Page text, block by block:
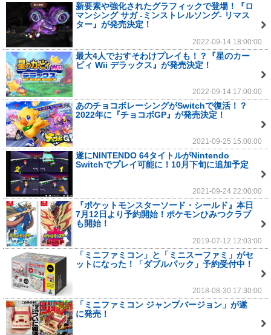
新要素や強化されたグラフィックで登場！『ロ
マンシング サガ -ミンストレルソング- リマス
ター』が発売決定！
2022-09-14 18:00:00
最大4人でおすそわけプレイも！？『星のカー
ビィ Wii デラックス』が発売決定！
2022-09-14 17:00:00
あのチョコボレーシングがSwitchで復活！？
2022年に『チョコボGP』が発売決定！
2021-09-25 15:00:00
遂にNINTENDO 64タイトルがNintendo
Switchでプレイ可能に！10月下旬に追加予定
2021-09-24 22:00:00
『ポケットモンスターソード・シールド』本日
7月12日より予約開始！ポケモンひみつクラブ
も開始！
2019-07-12 12:03:00
「ミニファミコン」と「ミニスーファミ」がセ
ットになった！「ダブルパック」予約受付中！
2018-08-30 17:30:00
「ミニファミコン ジャンプバージョン」が遂
に発売！